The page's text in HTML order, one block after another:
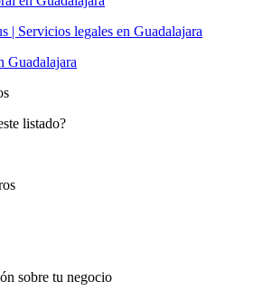
| Servicios legales en Guadalajara
Guadalajara
listado?
sobre tu negocio